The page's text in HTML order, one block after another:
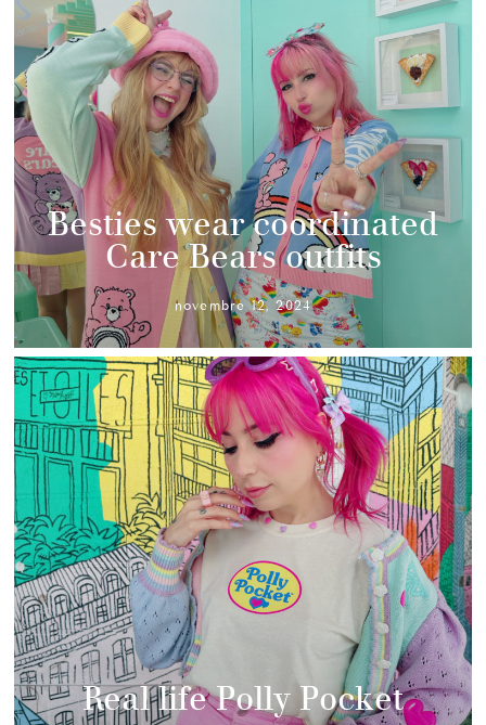
Besties wear coordinated
Care Bears outfits
novembre 12, 2024
Real life Polly Pocket